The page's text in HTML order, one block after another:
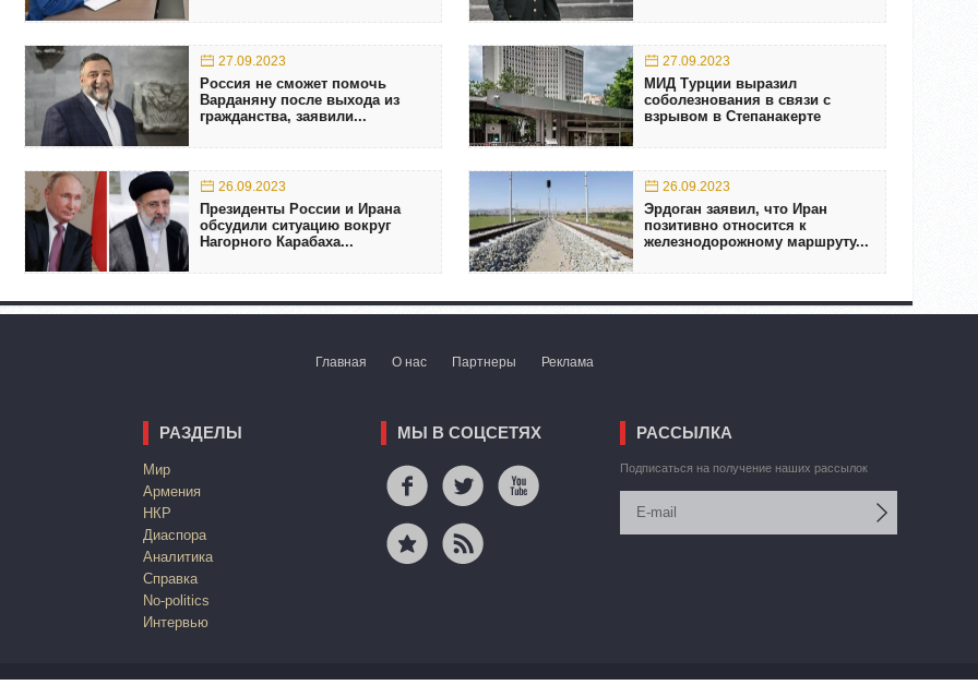
27.09.2023
Россия не сможет помочь
Варданяну после выхода из
гражданства, заявили...
27.09.2023
МИД Турции выразил
соболезнования в связи с
взрывом в Степанакерте
26.09.2023
Президенты России и Ирана
обсудили ситуацию вокруг
Нагорного Карабаха...
26.09.2023
Эрдоган заявил, что Иран
позитивно относится к
железнодорожному маршруту...
Главная О нас Партнеры Реклама
РАЗДЕЛЫ
Mир
Армения
НКР
Диаспора
Аналитика
Справка
No-politics
Интервью
МЫ В СОЦСЕТЯХ РАССЫЛКА
Подписаться на получение наших рассылок